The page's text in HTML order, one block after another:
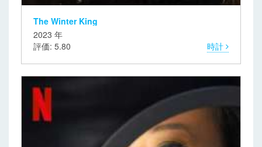
The Winter King
2023 年
評価: 5.80
時計